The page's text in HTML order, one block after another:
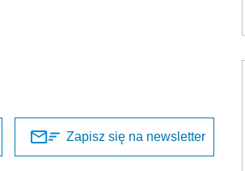
Zapisz się na newsletter